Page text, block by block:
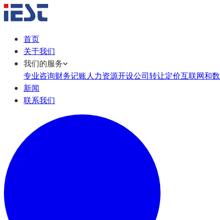
首页
关于我们
我们的服务
专业咨询财务记账人力资源开设公司转让定价互联网和
新闻
联系我们